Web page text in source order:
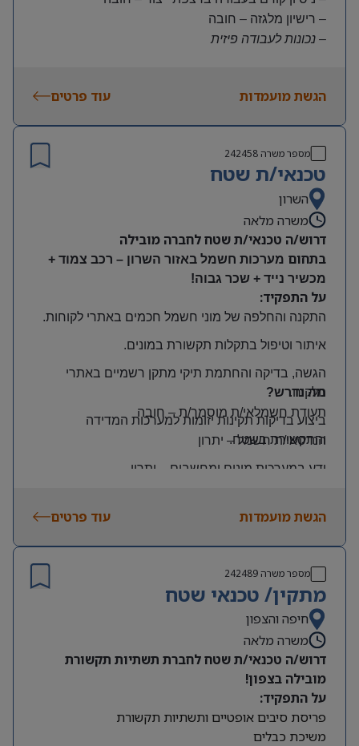
– רישיון מלגזה – חובה
– נכונות לעבודה פיזית
משרה מלאה | ימים א-ה | 6:30-15:30
קרן השתלמות ובונוסים
עובד חברה מהיום הראשון
מיקום: חדרה
הגשת מועמדות עוד פרטים
מספר משרה242458
טכנאי/ת שטח
השרון
משרה מלאה
דרוש/ה טכנאי/ת שטח לחברה מובילה
בתחום מערכות חשמל באזור השרון – רכב צמוד +
מכשיר נייד + שכר גבוה!
על התפקיד:
התקנה והחלפה של מוני חשמל חכמים באתרי לקוחות.
איתור וטיפול בתקלות תקשורת במונים.
הגשה, בדיקה והחתמת תיקי מתקן רשמיים באתרי
הלקוח.
ביצוע בדיקות תקינות יזומות למערכות המדידה
והתקשורת בשטח.
מה נדרש?
תעודת חשמלאי/ת מוסמך/ת – חובה
הנדסאי/ת חשמל– יתרון
ידע במערכות מונים ומחשבים יתרון
היקף משרה:
משרה מלאה | ימים: א’-ה’ | שעות: 8:00–17:00
תנאים:
רכב צמוד וטלפון סלולרי
שכר גבוה
מיקום: קדימה צורן
הגשת מועמדות עוד פרטים
מספר משרה242489
מתקין/ טכנאי שטח
חיפה והצפון
משרה מלאה
דרוש/ה טכנאי/ת שטח לחברת תשתיות תקשורת
מובילה בצפון!
על התפקיד:
פריסת סיבים אופטיים ותשתיות תקשורת
משיכת כבלים